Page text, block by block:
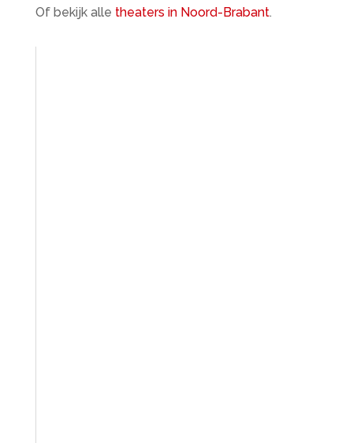
Of bekijk alle theaters in Noord-Brabant.